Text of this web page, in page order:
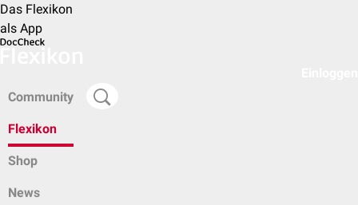
Das Flexikon
als App
Community
Flexikon
Shop
News